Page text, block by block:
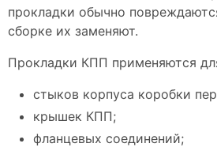
прокладки обычно
сборке их заменяют.
Прокладки КПП применяются
стыков корпуса коробки
крышек КПП;
фланцевых соединений;